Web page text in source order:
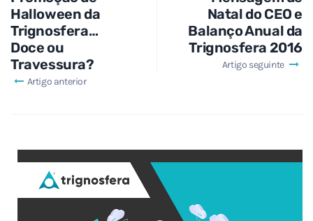
Halloween da
Trignosfera…
Doce ou
Travessura?
Artigo anterior
Natal do CEO e
Balanço Anual da
Trignosfera 2016
Artigo seguinte